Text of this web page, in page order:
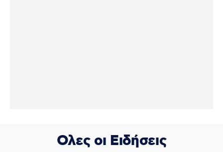
Ολες οι Ειδήσεις